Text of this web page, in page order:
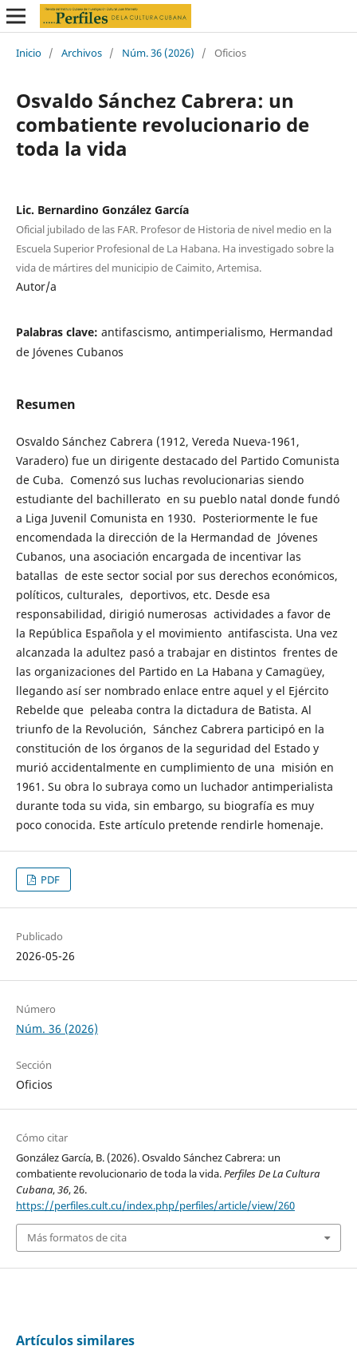
Inicio / Archivos / Núm. 36 (2026) / Oficios
Osvaldo Sánchez Cabrera: un
combatiente revolucionario de
toda la vida
Lic. Bernardino González García
Oficial jubilado de las FAR. Profesor de Historia de nivel medio en la
Escuela Superior Profesional de La Habana. Ha investigado sobre la
vida de mártires del municipio de Caimito, Artemisa.
Autor/a
Palabras clave: antifascismo, antimperialismo, Hermandad
de Jóvenes Cubanos
Resumen
Osvaldo Sánchez Cabrera (1912, Vereda Nueva-1961,
Varadero) fue un dirigente destacado del Partido Comunista
de Cuba. Comenzó sus luchas revolucionarias siendo
estudiante del bachillerato en su pueblo natal donde fundó
a Liga Juvenil Comunista en 1930. Posteriormente le fue
encomendada la dirección de la Hermandad de Jóvenes
Cubanos, una asociación encargada de incentivar las
batallas de este sector social por sus derechos económicos,
políticos, culturales, deportivos, etc. Desde esa
responsabilidad, dirigió numerosas actividades a favor de
la República Española y el movimiento antifascista. Una vez
alcanzada la adultez pasó a trabajar en distintos frentes de
las organizaciones del Partido en La Habana y Camagüey,
llegando así ser nombrado enlace entre aquel y el Ejército
Rebelde que peleaba contra la dictadura de Batista. Al
triunfo de la Revolución, Sánchez Cabrera participó en la
constitución de los órganos de la seguridad del Estado y
murió accidentalmente en cumplimiento de una misión en
1961. Su obra lo subraya como un luchador antimperialista
durante toda su vida, sin embargo, su biografía es muy
poco conocida. Este artículo pretende rendirle homenaje.
PDF
Publicado
2026-05-26
Número
Núm. 36 (2026)
Sección
Oficios
Cómo citar
González García, B. (2026). Osvaldo Sánchez Cabrera: un
combatiente revolucionario de toda la vida.Perfiles De La Cultura
Cubana,36, 26.
https://perfiles.cult.cu/index.php/perfiles/article/view/260
Más formatos de cita
Artículos similares